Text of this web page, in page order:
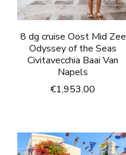
8 dg cruise Oost Mid Zee
Odyssey of the Seas
Civitavecchia Baai Van
Napels
€1,953.00